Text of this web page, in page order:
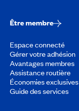
Être membre
Espace connecté
Gérer votre adhésion
Avantages membres
Assistance routière
Économies exclusives
Guide des services